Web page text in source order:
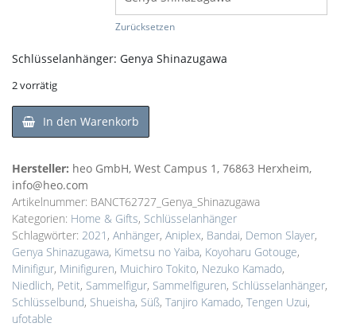
Zurücksetzen
Schlüsselanhänger: Genya Shinazugawa
2 vorrätig
In den Warenkorb
Hersteller: heo GmbH, West Campus 1, 76863 Herxheim,
info@heo.com
Artikelnummer: BANCT62727_Genya_Shinazugawa
Kategorien: Home & Gifts, Schlüsselanhänger
Schlagwörter: 2021 , Anhänger, Aniplex, Bandai, Demon Slayer,
Genya Shinazugawa, Kimetsu no Yaiba, Koyoharu Gotouge,
Minifigur, Minifiguren, Muichiro Tokito, Nezuko Kamado,
Niedlich, Petit, Sammelfigur, Sammelfiguren, Schlüsselanhänger,
Schlüsselbund, Shueisha, Süß, Tanjiro Kamado, Tengen Uzui,
ufotable